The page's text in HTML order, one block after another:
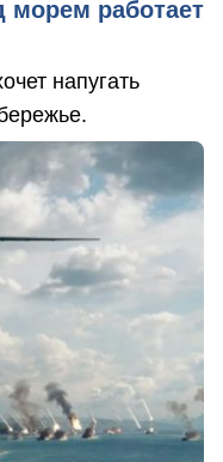
работает
напугать